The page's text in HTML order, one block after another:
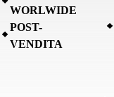
WORLWIDE
POST-
VENDITA